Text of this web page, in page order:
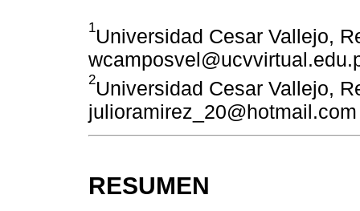
1Universidad Cesar Vallejo,
2Universidad Cesar Vallejo,
julioramirez_20@hotmail.com
RESUMEN